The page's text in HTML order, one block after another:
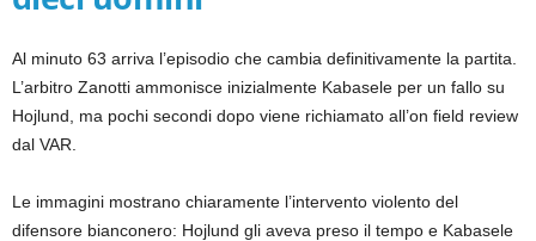
Al minuto 63 arriva l’episodio che cambia definitivamente la partita.
L’arbitro Zanotti ammonisce inizialmente Kabasele per un fallo su
Hojlund, ma pochi secondi dopo viene richiamato all’on field review
dal VAR.
Le immagini mostrano chiaramente l’intervento violento del
difensore bianconero: Hojlund gli aveva preso il tempo e Kabasele